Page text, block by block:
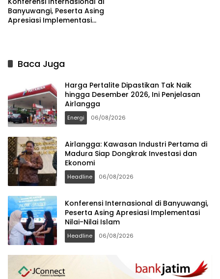
Banyuwangi, Peserta Asing
Apresiasi Implementasi
Baca Juga
Harga Pertalite Dipastikan Tak Naik
hingga Desember 2026, Ini Penjelasan
Airlangga
Energi 06/08/2026
Airlangga: Kawasan Industri Pertama di
Madura Siap Dongkrak Investasi dan
Ekonomi
Headline 06/08/2026
Konferensi Internasional di Banyuwangi,
Peserta Asing Apresiasi Implementasi
Nilai-Nilai Islam
Headline 06/08/2026